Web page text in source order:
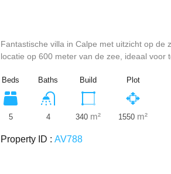
Fantastische villa in Calpe met uitzicht op de
locatie op 600 meter van de zee, ideaal voor
Beds
5
Baths
4
Build
340 m²
Plot
1550 m²
Property ID :AV788